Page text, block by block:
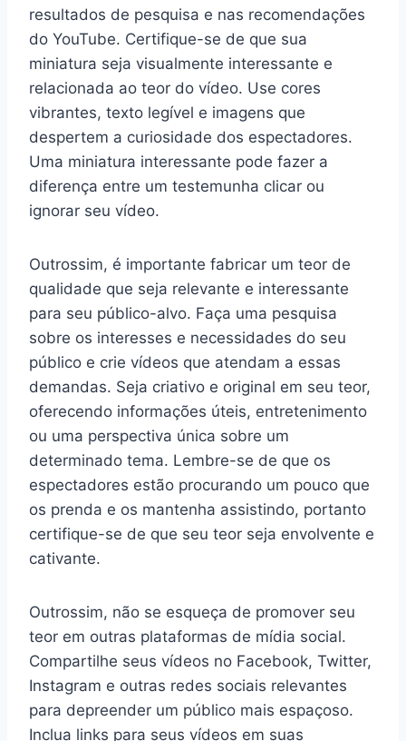
resultados de pesquisa e nas recomendações
do YouTube. Certifique-se de que sua
miniatura seja visualmente interessante e
relacionada ao teor do vídeo. Use cores
vibrantes, texto legível e imagens que
despertem a curiosidade dos espectadores.
Uma miniatura interessante pode fazer a
diferença entre um testemunha clicar ou
ignorar seu vídeo.
Outrossim, é importante fabricar um teor de
qualidade que seja relevante e interessante
para seu público-alvo. Faça uma pesquisa
sobre os interesses e necessidades do seu
público e crie vídeos que atendam a essas
demandas. Seja criativo e original em seu teor,
oferecendo informações úteis, entretenimento
ou uma perspectiva única sobre um
determinado tema. Lembre-se de que os
espectadores estão procurando um pouco que
os prenda e os mantenha assistindo, portanto
certifique-se de que seu teor seja envolvente e
cativante.
Outrossim, não se esqueça de promover seu
teor em outras plataformas de mídia social.
Compartilhe seus vídeos no Facebook, Twitter,
Instagram e outras redes sociais relevantes
para depreender um público mais espaçoso.
Inclua links para seus vídeos em suas